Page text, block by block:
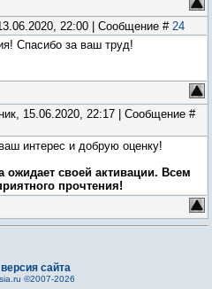
22:00 | Сообщение # 24
Спасибо за ваш труд!
15.06.2020, 22:17 | Сообщение #
интерес и добрую оценку!
ожидает своей активации. Всем
прочтения!
сайта
©2007-2026